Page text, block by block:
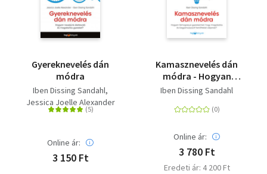
Gyereknevelés dán
módra
Iben Dissing Sandahl
Jessica Joelle Alexander
Online ár:
3 150 Ft
Kamasznevelés dán
módra - Hogyan
támogassuk
magabiztos és
felnőttekké váljanak?
Iben Dissing Sandahl
Online ár:
3 780 Ft
Eredeti ár: 4 200 Ft